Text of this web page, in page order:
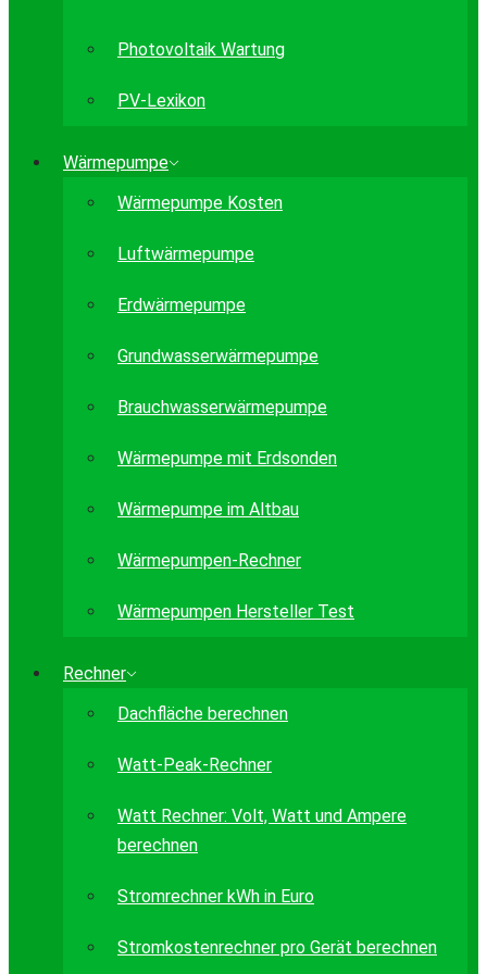
Photovoltaik Wartung
PV-Lexikon
Wärmepumpe
Wärmepumpe Kosten
Luftwärmepumpe
Erdwärmepumpe
Grundwasserwärmepumpe
Brauchwasserwärmepumpe
Wärmepumpe mit Erdsonden
Wärmepumpe im Altbau
Wärmepumpen-Rechner
Wärmepumpen Hersteller Test
Rechner
Dachfläche berechnen
Watt-Peak-Rechner
Watt Rechner: Volt, Watt und Ampere
berechnen
Stromrechner kWh in Euro
Stromkostenrechner pro Gerät berechnen